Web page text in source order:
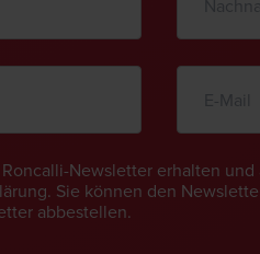
Newsletter erhalten
Sie können den
abbestellen.